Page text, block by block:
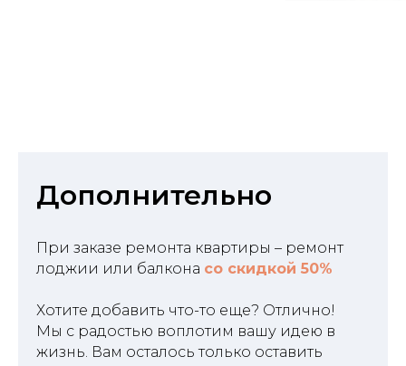
Дополнительно
При заказе ремонта квартиры – ремонт
лоджии или балкона со скидкой 50%
Хотите добавить что-то еще? Отлично!
Мы с радостью воплотим вашу идею в
жизнь. Вам осталось только оставить